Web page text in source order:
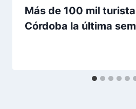
Más de 100 mil
Córdoba la última